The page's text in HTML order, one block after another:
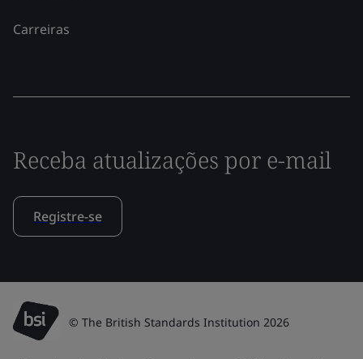
Carreiras
Receba atualizações por e-mail
Registre-se
© The British Standards Institution 2026